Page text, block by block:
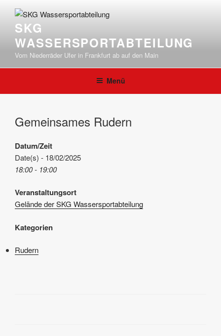
Inhalt
springenSKG
WASSERSPORTABTEILUNG
Vom Niederräder Ufer in Frankfurt ab auf den Main
Menü
Gemeinsames Rudern
Datum/Zeit
Date(s) - 18/02/2025
18:00 - 19:00
Veranstaltungsort
Gelände der SKG Wassersportabteilung
Kategorien
Rudern